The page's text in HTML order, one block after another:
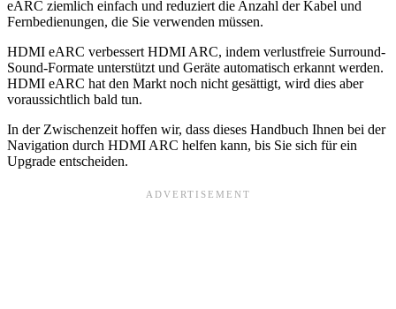
eARC ziemlich einfach und reduziert die Anzahl der Kabel und
Fernbedienungen, die Sie verwenden müssen.
HDMI eARC verbessert HDMI ARC, indem verlustfreie Surround-
Sound-Formate unterstützt und Geräte automatisch erkannt werden.
HDMI eARC hat den Markt noch nicht gesättigt, wird dies aber
voraussichtlich bald tun.
In der Zwischenzeit hoffen wir, dass dieses Handbuch Ihnen bei der
Navigation durch HDMI ARC helfen kann, bis Sie sich für ein
Upgrade entscheiden.